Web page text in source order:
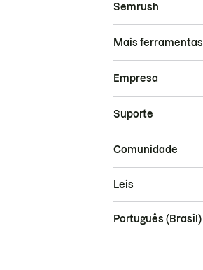
Semrush
Mais ferramentas
Empresa
Suporte
Comunidade
Leis
Português (Brasil)